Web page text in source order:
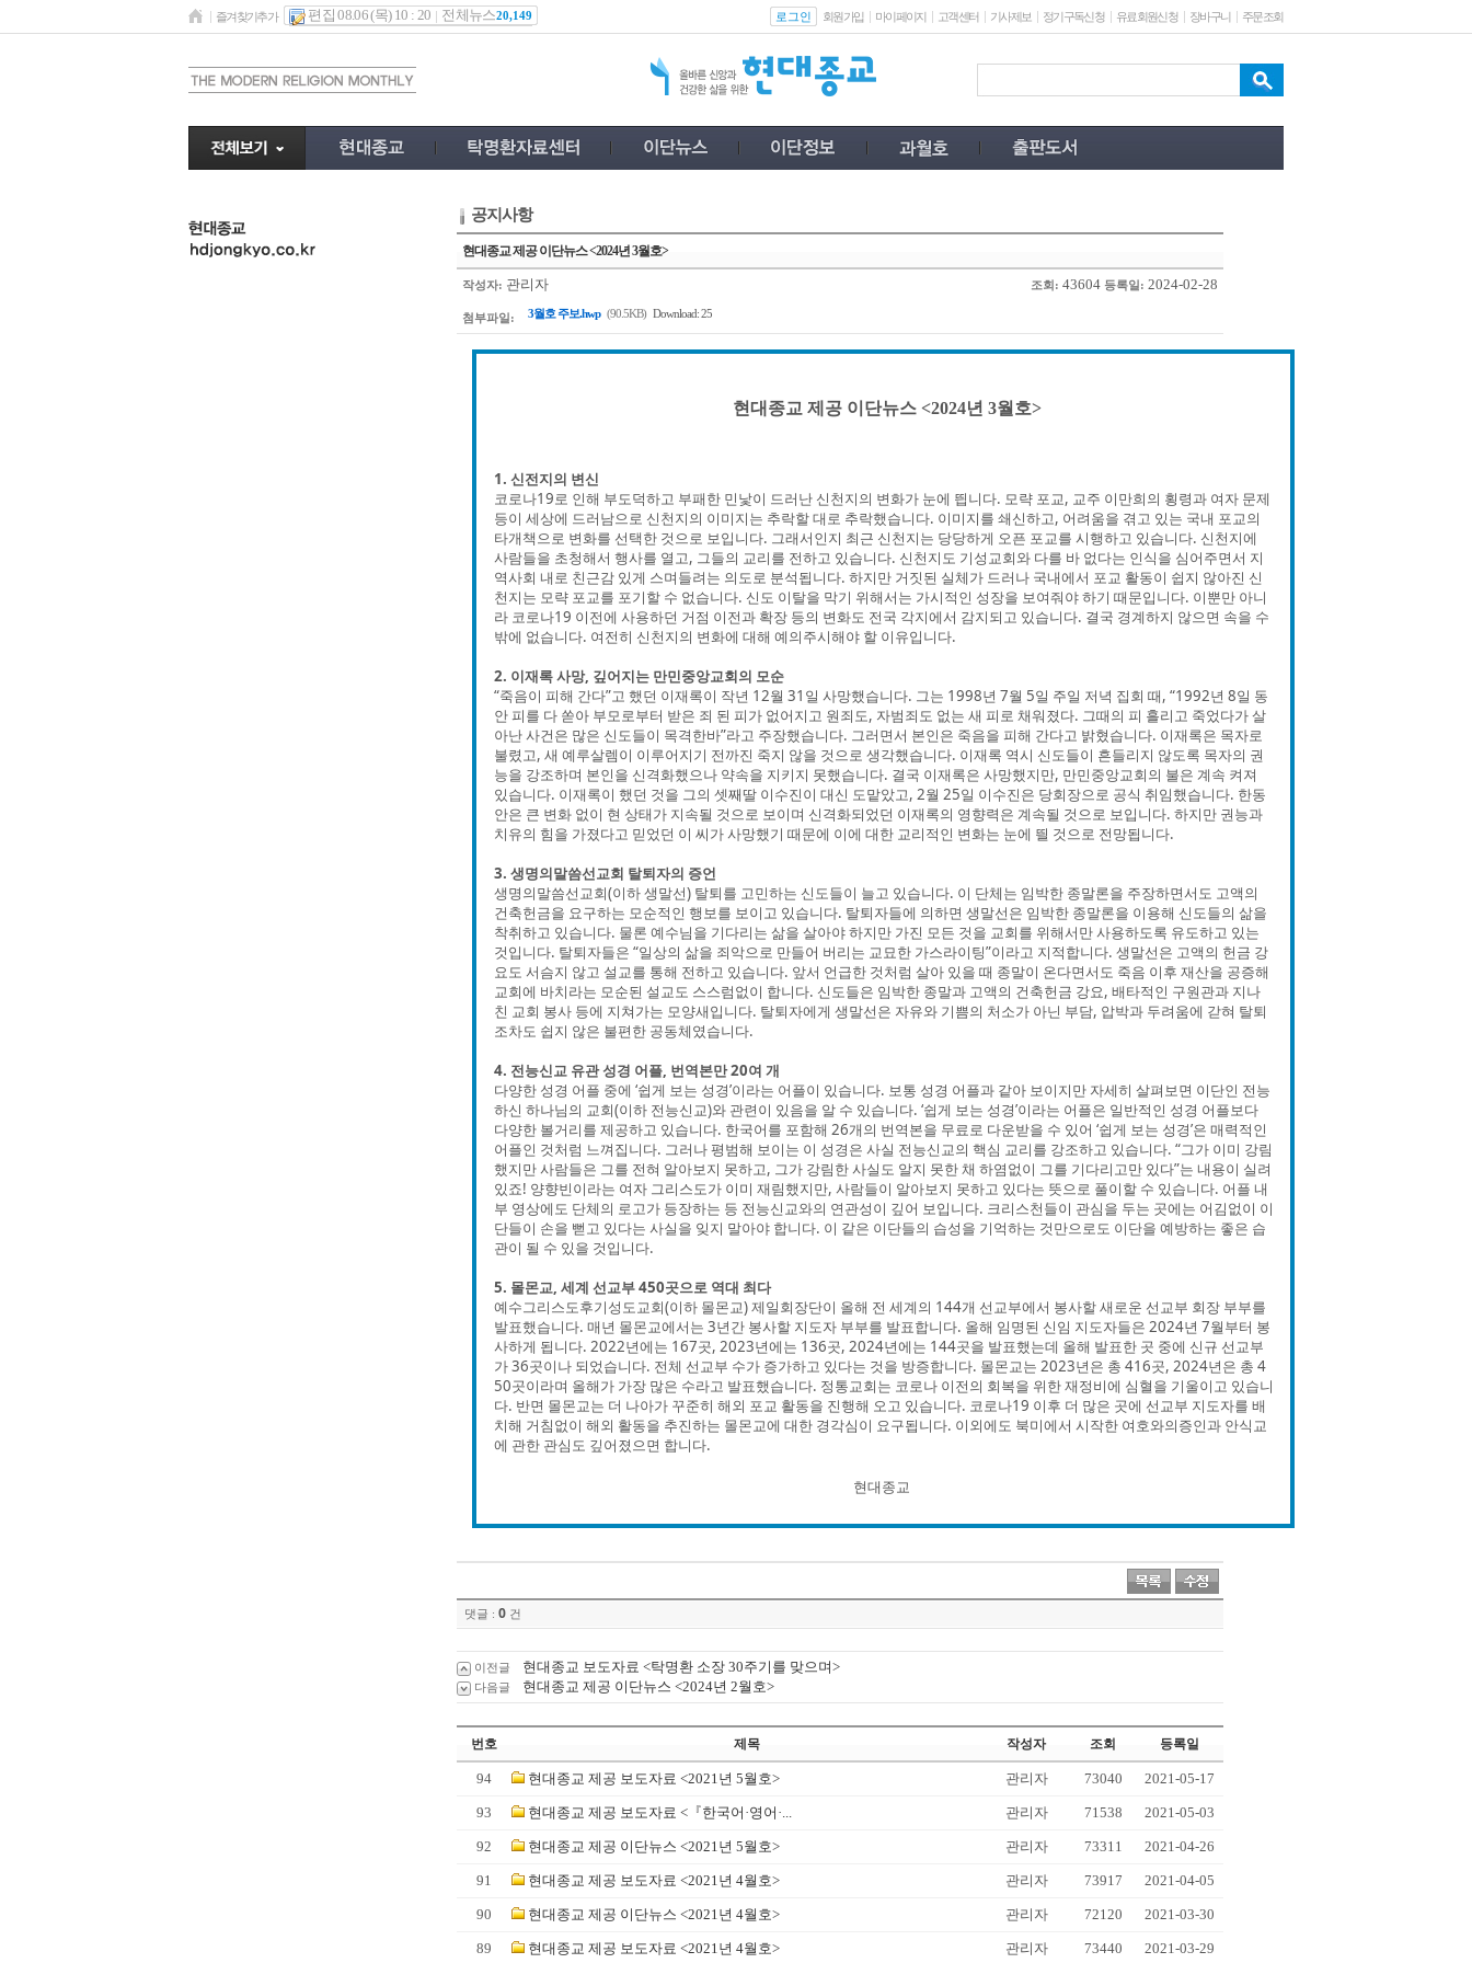
즐겨찾기추가 편집 08.06 (목) 10 : 20 전체뉴스20,149 로그인 회원가입 마이페이지 고객센터 기사제보 정기구독신청 유료회원신청 장바구니 주문조회
공지사항
현대종교 제공 이단뉴스 <2024년 3월호>
작성자: 관리자 조회: 43604 등록일: 2024-02-28
첨부파일: 3월호 주보.hwp (90.5KB) Download: 25
현대종교 제공 이단뉴스 <2024년 3월호>
1. 신전지의 변신
코로나19로 인해 부도덕하고 부패한 민낯이 드러난 신천지의 변화가 눈에 띕니다. 모략 포교, 교주 이만희의 횡령과 여자 문제
등이 세상에 드러남으로 신천지의 이미지는 추락할 대로 추락했습니다. 이미지를 쇄신하고, 어려움을 겪고 있는 국내 포교의
타개책으로 변화를 선택한 것으로 보입니다. 그래서인지 최근 신천지는 당당하게 오픈 포교를 시행하고 있습니다. 신천지에
사람들을 초청해서 행사를 열고, 그들의 교리를 전하고 있습니다. 신천지도 기성교회와 다를 바 없다는 인식을 심어주면서 지
역사회 내로 친근감 있게 스며들려는 의도로 분석됩니다. 하지만 거짓된 실체가 드러나 국내에서 포교 활동이 쉽지 않아진 신
천지는 모략 포교를 포기할 수 없습니다. 신도 이탈을 막기 위해서는 가시적인 성장을 보여줘야 하기 때문입니다. 이뿐만 아니
라 코로나19 이전에 사용하던 거점 이전과 확장 등의 변화도 전국 각지에서 감지되고 있습니다. 결국 경계하지 않으면 속을 수
밖에 없습니다. 여전히 신천지의 변화에 대해 예의주시해야 할 이유입니다.
2. 이재록 사망, 깊어지는 만민중앙교회의 모순
“죽음이 피해 간다”고 했던 이재록이 작년 12월 31일 사망했습니다. 그는 1998년 7월 5일 주일 저녁 집회 때, “1992년 8일 동
안 피를 다 쏟아 부모로부터 받은 죄 된 피가 없어지고 원죄도, 자범죄도 없는 새 피로 채워졌다. 그때의 피 흘리고 죽었다가 살
아난 사건은 많은 신도들이 목격한바”라고 주장했습니다. 그러면서 본인은 죽음을 피해 간다고 밝혔습니다. 이재록은 목자로
불렸고, 새 예루살렘이 이루어지기 전까진 죽지 않을 것으로 생각했습니다. 이재록 역시 신도들이 흔들리지 않도록 목자의 권
능을 강조하며 본인을 신격화했으나 약속을 지키지 못했습니다. 결국 이재록은 사망했지만, 만민중앙교회의 불은 계속 켜져
있습니다. 이재록이 했던 것을 그의 셋째딸 이수진이 대신 도맡았고, 2월 25일 이수진은 당회장으로 공식 취임했습니다. 한동
안은 큰 변화 없이 현 상태가 지속될 것으로 보이며 신격화되었던 이재록의 영향력은 계속될 것으로 보입니다. 하지만 권능과
치유의 힘을 가졌다고 믿었던 이 씨가 사망했기 때문에 이에 대한 교리적인 변화는 눈에 띌 것으로 전망됩니다.
3. 생명의말씀선교회 탈퇴자의 증언
생명의말씀선교회(이하 생말선) 탈퇴를 고민하는 신도들이 늘고 있습니다. 이 단체는 임박한 종말론을 주장하면서도 고액의
건축헌금을 요구하는 모순적인 행보를 보이고 있습니다. 탈퇴자들에 의하면 생말선은 임박한 종말론을 이용해 신도들의 삶을
착취하고 있습니다. 물론 예수님을 기다리는 삶을 살아야 하지만 가진 모든 것을 교회를 위해서만 사용하도록 유도하고 있는
것입니다. 탈퇴자들은 “일상의 삶을 죄악으로 만들어 버리는 교묘한 가스라이팅”이라고 지적합니다. 생말선은 고액의 헌금 강
요도 서슴지 않고 설교를 통해 전하고 있습니다. 앞서 언급한 것처럼 살아 있을 때 종말이 온다면서도 죽음 이후 재산을 공증해
교회에 바치라는 모순된 설교도 스스럼없이 합니다. 신도들은 임박한 종말과 고액의 건축헌금 강요, 배타적인 구원관과 지나
친 교회 봉사 등에 지쳐가는 모양새입니다. 탈퇴자에게 생말선은 자유와 기쁨의 처소가 아닌 부담, 압박과 두려움에 갇혀 탈퇴
조차도 쉽지 않은 불편한 공동체였습니다.
4. 전능신교 유관 성경 어플, 번역본만 20여 개
다양한 성경 어플 중에 ‘쉽게 보는 성경’이라는 어플이 있습니다. 보통 성경 어플과 같아 보이지만 자세히 살펴보면 이단인 전능
하신 하나님의 교회(이하 전능신교)와 관련이 있음을 알 수 있습니다. ‘쉽게 보는 성경’이라는 어플은 일반적인 성경 어플보다
다양한 볼거리를 제공하고 있습니다. 한국어를 포함해 26개의 번역본을 무료로 다운받을 수 있어 ‘쉽게 보는 성경’은 매력적인
어플인 것처럼 느껴집니다. 그러나 평범해 보이는 이 성경은 사실 전능신교의 핵심 교리를 강조하고 있습니다. “그가 이미 강림
했지만 사람들은 그를 전혀 알아보지 못하고, 그가 강림한 사실도 알지 못한 채 하염없이 그를 기다리고만 있다”는 내용이 실려
있죠! 양향빈이라는 여자 그리스도가 이미 재림했지만, 사람들이 알아보지 못하고 있다는 뜻으로 풀이할 수 있습니다. 어플 내
부 영상에도 단체의 로고가 등장하는 등 전능신교와의 연관성이 깊어 보입니다. 크리스천들이 관심을 두는 곳에는 어김없이 이
단들이 손을 뻗고 있다는 사실을 잊지 말아야 합니다. 이 같은 이단들의 습성을 기억하는 것만으로도 이단을 예방하는 좋은 습
관이 될 수 있을 것입니다.
5. 몰몬교, 세계 선교부 450곳으로 역대 최다
예수그리스도후기성도교회(이하 몰몬교) 제일회장단이 올해 전 세계의 144개 선교부에서 봉사할 새로운 선교부 회장 부부를
발표했습니다. 매년 몰몬교에서는 3년간 봉사할 지도자 부부를 발표합니다. 올해 임명된 신임 지도자들은 2024년 7월부터 봉
사하게 됩니다. 2022년에는 167곳, 2023년에는 136곳, 2024년에는 144곳을 발표했는데 올해 발표한 곳 중에 신규 선교부
가 36곳이나 되었습니다. 전체 선교부 수가 증가하고 있다는 것을 방증합니다. 몰몬교는 2023년은 총 416곳, 2024년은 총 4
50곳이라며 올해가 가장 많은 수라고 발표했습니다. 정통교회는 코로나 이전의 회복을 위한 재정비에 심혈을 기울이고 있습니
다. 반면 몰몬교는 더 나아가 꾸준히 해외 포교 활동을 진행해 오고 있습니다. 코로나19 이후 더 많은 곳에 선교부 지도자를 배
치해 거침없이 해외 활동을 추진하는 몰몬교에 대한 경각심이 요구됩니다. 이외에도 북미에서 시작한 여호와의증인과 안식교
에 관한 관심도 깊어졌으면 합니다.
현대종교
댓글 : 0 건
이전글 현대종교 보도자료 <탁명환 소장 30주기를 맞으며>
다음글 현대종교 제공 이단뉴스 <2024년 2월호>
번호 제목 작성자 조회 등록일
94 현대종교 제공 보도자료 <2021년 5월호> 관리자 73040 2021-05-17
93 현대종교 제공 보도자료 <『한국어·영어·... 관리자 71538 2021-05-03
92 현대종교 제공 이단뉴스 <2021년 5월호> 관리자 73311 2021-04-26
91 현대종교 제공 보도자료 <2021년 4월호> 관리자 73917 2021-04-05
90 현대종교 제공 이단뉴스 <2021년 4월호> 관리자 72120 2021-03-30
89 현대종교 제공 보도자료 <2021년 4월호> 관리자 73440 2021-03-29